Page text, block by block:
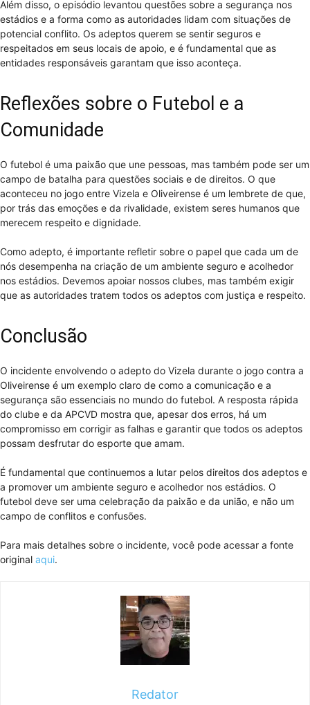
Além disso, o episódio levantou questões sobre a segurança nos
estádios e a forma como as autoridades lidam com situações de
potencial conflito. Os adeptos querem se sentir seguros e
respeitados em seus locais de apoio, e é fundamental que as
entidades responsáveis garantam que isso aconteça.
Reflexões sobre o Futebol e a
Comunidade
O futebol é uma paixão que une pessoas, mas também pode ser um
campo de batalha para questões sociais e de direitos. O que
aconteceu no jogo entre Vizela e Oliveirense é um lembrete de que,
por trás das emoções e da rivalidade, existem seres humanos que
merecem respeito e dignidade.
Como adepto, é importante refletir sobre o papel que cada um de
nós desempenha na criação de um ambiente seguro e acolhedor
nos estádios. Devemos apoiar nossos clubes, mas também exigir
que as autoridades tratem todos os adeptos com justiça e respeito.
Conclusão
O incidente envolvendo o adepto do Vizela durante o jogo contra a
Oliveirense é um exemplo claro de como a comunicação e a
segurança são essenciais no mundo do futebol. A resposta rápida
do clube e da APCVD mostra que, apesar dos erros, há um
compromisso em corrigir as falhas e garantir que todos os adeptos
possam desfrutar do esporte que amam.
É fundamental que continuemos a lutar pelos direitos dos adeptos e
a promover um ambiente seguro e acolhedor nos estádios. O
futebol deve ser uma celebração da paixão e da união, e não um
campo de conflitos e confusões.
Para mais detalhes sobre o incidente, você pode acessar a fonte
original aqui.
Redator